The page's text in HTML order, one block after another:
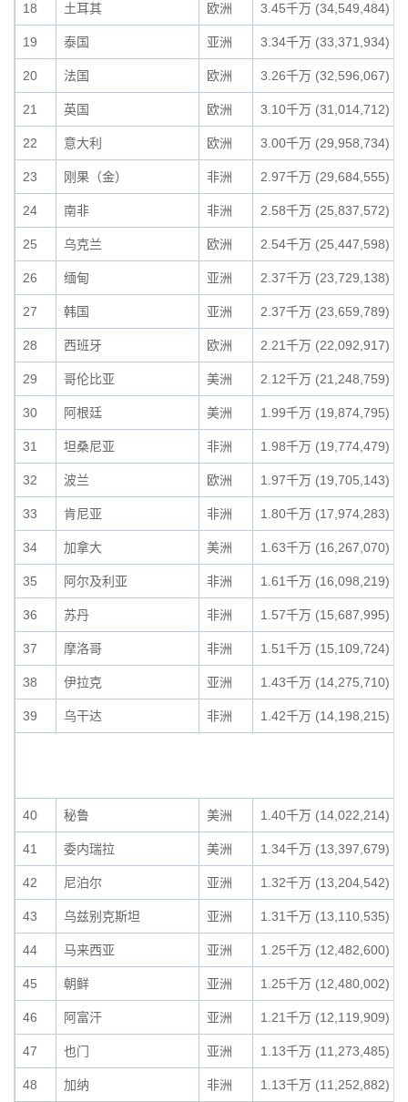
18 土耳其 欧洲 3.45千万 (34,549,484)
19 泰国 亚洲 3.34千万 (33,371,934)
20 法国 欧洲 3.26千万 (32,596,067)
21 英国 欧洲 3.10千万 (31,014,712)
22 意大利 欧洲 3.00千万 (29,958,734)
23 刚果（金） 非洲 2.97千万 (29,684,555)
24 南非 非洲 2.58千万 (25,837,572)
25 乌克兰 欧洲 2.54千万 (25,447,598)
26 缅甸 亚洲 2.37千万 (23,729,138)
27 韩国 亚洲 2.37千万 (23,659,789)
28 西班牙 欧洲 2.21千万 (22,092,917)
29 哥伦比亚 美洲 2.12千万 (21,248,759)
30 阿根廷 美洲 1.99千万 (19,874,795)
31 坦桑尼亚 非洲 1.98千万 (19,774,479)
32 波兰 欧洲 1.97千万 (19,705,143)
33 肯尼亚 非洲 1.80千万 (17,974,283)
34 加拿大 美洲 1.63千万 (16,267,070)
35 阿尔及利亚 非洲 1.61千万 (16,098,219)
36 苏丹 非洲 1.57千万 (15,687,995)
37 摩洛哥 非洲 1.51千万 (15,109,724)
38 伊拉克 亚洲 1.43千万 (14,275,710)
39 乌干达 非洲 1.42千万 (14,198,215)
40 秘鲁 美洲 1.40千万 (14,022,214)
41 委内瑞拉 美洲 1.34千万 (13,397,679)
42 尼泊尔 亚洲 1.32千万 (13,204,542)
43 乌兹别克斯坦 亚洲 1.31千万 (13,110,535)
44 马来西亚 亚洲 1.25千万 (12,482,600)
45 朝鲜 亚洲 1.25千万 (12,480,002)
46 阿富汗 亚洲 1.21千万 (12,119,909)
47 也门 亚洲 1.13千万 (11,273,485)
48 加纳 非洲 1.13千万 (11,252,882)